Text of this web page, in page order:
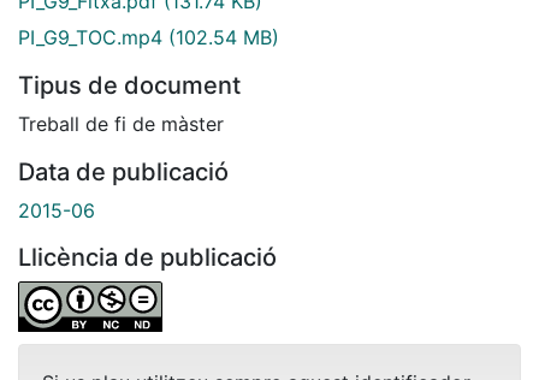
PI_G9_TOC.mp4 (102.54 MB)
Tipus de document
Treball de fi de màster
Data de publicació
2015-06
Llicència de publicació